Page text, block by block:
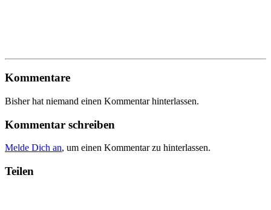
Kommentare
Bisher hat niemand einen Kommentar hinterlassen.
Kommentar schreiben
Melde Dich an, um einen Kommentar zu hinterlassen.
Teilen